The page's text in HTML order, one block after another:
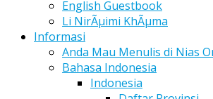
English Guestbook
Li NirÃµimi KhÃµma
Informasi
Anda Mau Menulis di Nias
Bahasa Indonesia
Indonesia